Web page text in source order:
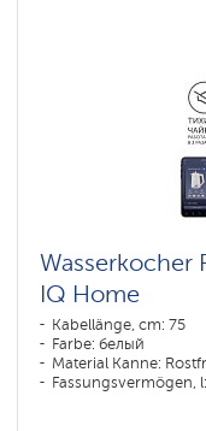
Wasserkocher
IQ Home
Kabellänge, cm: 75
Farbe: белый
Material Kanne:
Fassungsvermögen,